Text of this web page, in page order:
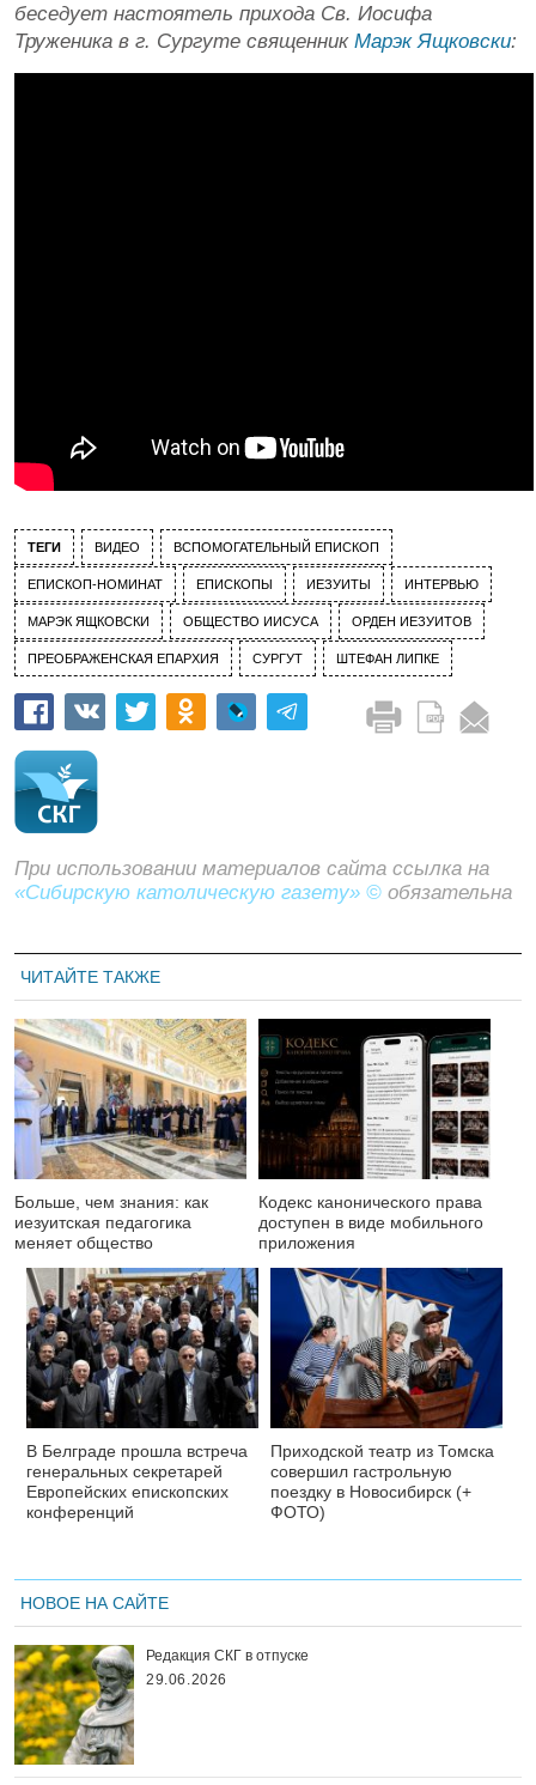
беседует настоятель прихода Св. Иосифа
Труженика в г. Сургуте священник Марэк Ящковски:
ТЕГИ ВИДЕО ВСПОМОГАТЕЛЬНЫЙ ЕПИСКОП
ЕПИСКОП-НОМИНАТ ЕПИСКОПЫ ИЕЗУИТЫ ИНТЕРВЬЮ
МАРЭК ЯЩКОВСКИ ОБЩЕСТВО ИИСУСА ОРДЕН ИЕЗУИТОВ
ПРЕОБРАЖЕНСКАЯ ЕПАРХИЯ СУРГУТ ШТЕФАН ЛИПКЕ
При использовании материалов сайта ссылка на
«Сибирскую католическую газету» © обязательна
ЧИТАЙТЕ ТАКЖЕ
Больше, чем знания: как
иезуитская педагогика
меняет общество
Кодекс канонического права
доступен в виде мобильного
приложения
В Белграде прошла встреча
генеральных секретарей
Европейских епископских
конференций
Приходской театр из Томска
совершил гастрольную
поездку в Новосибирск (+
ФОТО)
НОВОЕ НА САЙТЕ
Редакция СКГ в отпуске
29.06.2026